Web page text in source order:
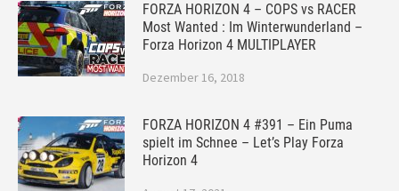
FORZA HORIZON 4 – COPS vs RACER
Most Wanted : Im Winterwunderland –
Forza Horizon 4 MULTIPLAYER
Dezember 16, 2018
FORZA HORIZON 4 #391 – Ein Puma
spielt im Schnee – Let’s Play Forza
Horizon 4